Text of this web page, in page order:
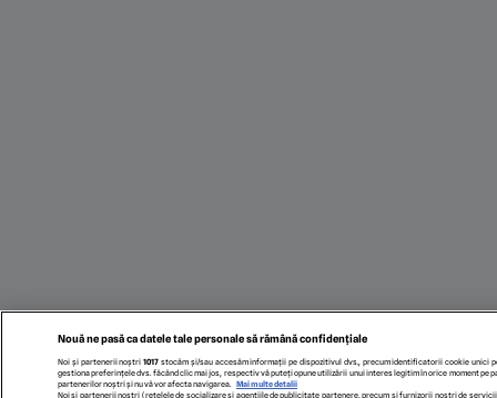
Nouă ne pasă ca datele tale personale să rămână confidențiale
Noi și partenerii noștri1017 stocăm și/sau accesăm informații pe dispozitivul dvs., precum identificatorii cookie unici
gestiona preferințele dvs. făcând clic mai jos, respectiv vă puteți opune utilizării unui interes legitim în orice moment
partenerilor noștri și nu vă vor afecta navigarea.
Mai multe detalii
Noi si partenerii nostri (retelele de socializare si agentiile de publicitate partenere, precum si furnizorii nostri de